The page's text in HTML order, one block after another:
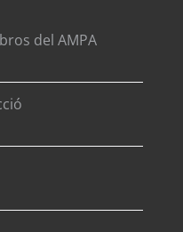
del AMPA